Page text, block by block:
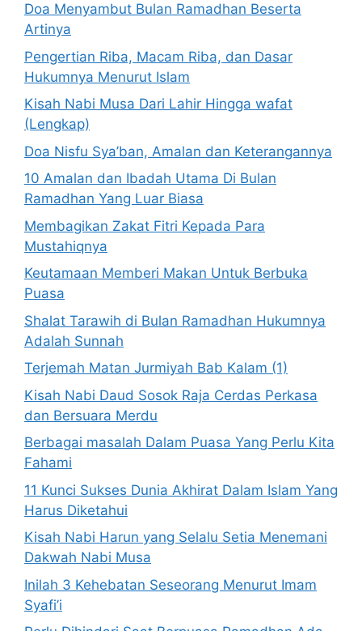
Doa Menyambut Bulan Ramadhan Beserta
Artinya
Pengertian Riba, Macam Riba, dan Dasar
Hukumnya Menurut Islam
Kisah Nabi Musa Dari Lahir Hingga wafat
(Lengkap)
Doa Nisfu Sya’ban, Amalan dan Keterangannya
10 Amalan dan Ibadah Utama Di Bulan
Ramadhan Yang Luar Biasa
Membagikan Zakat Fitri Kepada Para
Mustahiqnya
Keutamaan Memberi Makan Untuk Berbuka
Puasa
Shalat Tarawih di Bulan Ramadhan Hukumnya
Adalah Sunnah
Terjemah Matan Jurmiyah Bab Kalam (1)
Kisah Nabi Daud Sosok Raja Cerdas Perkasa
dan Bersuara Merdu
Berbagai masalah Dalam Puasa Yang Perlu Kita
Fahami
11 Kunci Sukses Dunia Akhirat Dalam Islam Yang
Harus Diketahui
Kisah Nabi Harun yang Selalu Setia Menemani
Dakwah Nabi Musa
Inilah 3 Kehebatan Seseorang Menurut Imam
Syafi’i